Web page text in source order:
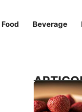
Food Beverage